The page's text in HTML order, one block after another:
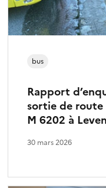
Rapport
sortie de route
M 6202 à
bus
30 mars 2026